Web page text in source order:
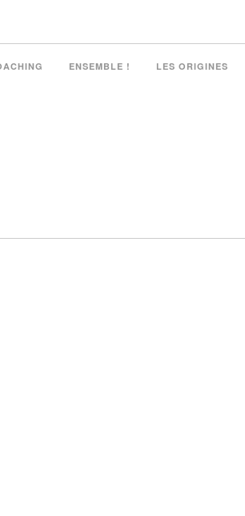
ENSEMBLE ! LES ORIGINES